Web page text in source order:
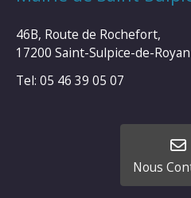
46B, Route de Rochefort,
17200 Saint-Sulpice-de-Royan
Tel: 05 46 39 05 07
Nous